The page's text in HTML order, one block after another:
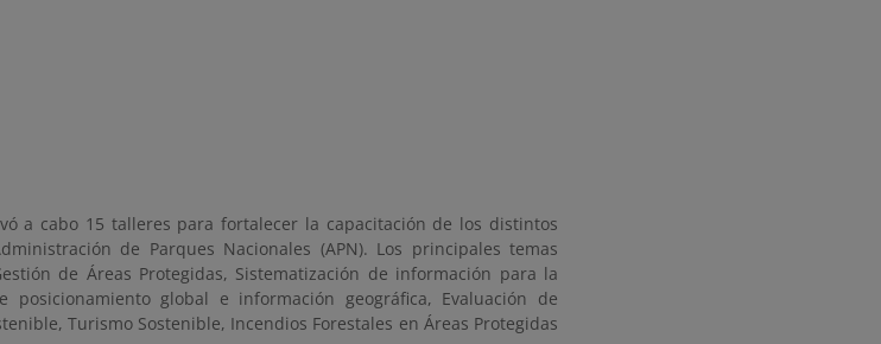
a cabo 15 talleres para fortalecer la capacitación de los distintos
de Parques Nacionales (APN). Los principales temas
de Áreas Protegidas, Sistematización de información para la
posicionamiento global e información geográfica, Evaluación de
Turismo Sostenible, Incendios Forestales en Áreas Protegidas